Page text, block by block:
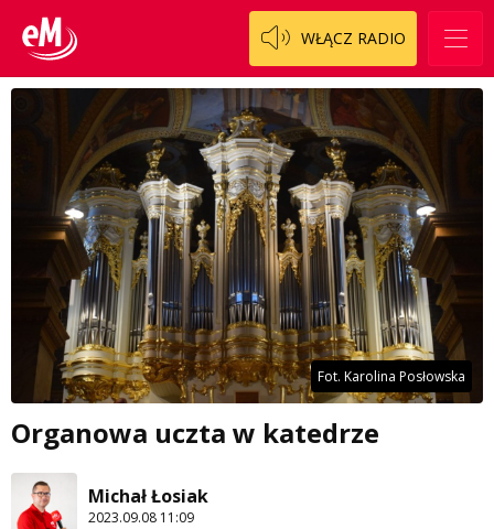
WŁĄCZ RADIO
Fot. Karolina Posłowska
Organowa uczta w katedrze
Michał Łosiak
2023.09.08 11:09